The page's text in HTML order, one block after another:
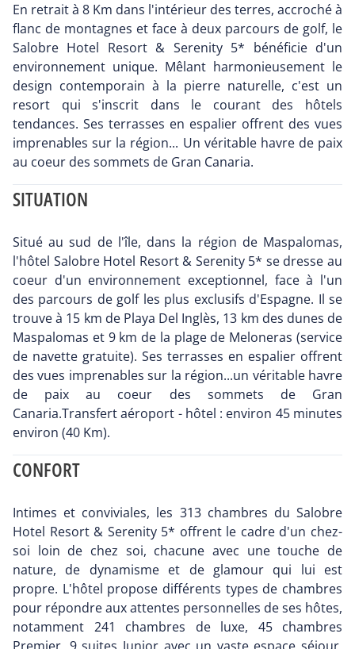
En retrait à 8 Km dans l'intérieur des terres, accroché à
flanc de montagnes et face à deux parcours de golf, le
Salobre Hotel Resort & Serenity 5* bénéficie d'un
environnement unique. Mêlant harmonieusement le
design contemporain à la pierre naturelle, c'est un
resort qui s'inscrit dans le courant des hôtels
tendances. Ses terrasses en espalier offrent des vues
imprenables sur la région... Un véritable havre de paix
au coeur des sommets de Gran Canaria.
SITUATION
Situé au sud de l'île, dans la région de Maspalomas,
l'hôtel Salobre Hotel Resort & Serenity 5* se dresse au
coeur d'un environnement exceptionnel, face à l'un
des parcours de golf les plus exclusifs d'Espagne. Il se
trouve à 15 km de Playa Del Inglès, 13 km des dunes de
Maspalomas et 9 km de la plage de Meloneras (service
de navette gratuite). Ses terrasses en espalier offrent
des vues imprenables sur la région...un véritable havre
de paix au coeur des sommets de Gran
Canaria.Transfert aéroport - hôtel : environ 45 minutes
environ (40 Km).
CONFORT
Intimes et conviviales, les 313 chambres du Salobre
Hotel Resort & Serenity 5* offrent le cadre d'un chez-
soi loin de chez soi, chacune avec une touche de
nature, de dynamisme et de glamour qui lui est
propre. L'hôtel propose différents types de chambres
pour répondre aux attentes personnelles de ses hôtes,
notamment 241 chambres de luxe, 45 chambres